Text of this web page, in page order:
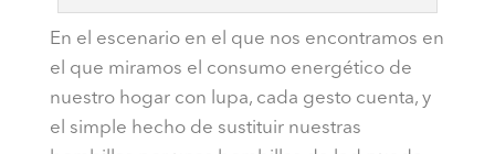
En el escenario en el que nos encontramos en
el que miramos el consumo energético de
nuestro hogar con lupa, cada gesto cuenta, y
el simple hecho de sustituir nuestras